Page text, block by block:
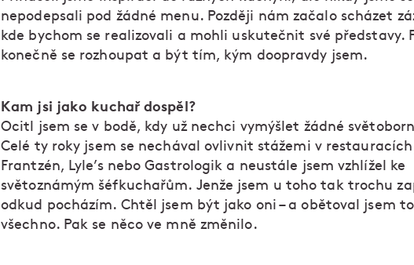
nepodepsali pod žádné menu. Později nám začalo scházet
kde bychom se realizovali a mohli uskutečnit své představy.
konečně se rozhoupat a být tím, kým doopravdy jsem.
Kam jsi jako kuchař dospěl?
Ocitl jsem se v bodě, kdy už nechci vymýšlet žádné
Celé ty roky jsem se nechával ovlivnit stážemi v
Frantzén, Lyle’s nebo Gastrologik a neustále jsem vzhlížel ke
světoznámým šéfkuchařům. Jenže jsem u toho tak trochu
odkud pocházím. Chtěl jsem být jako oni – a obětoval jsem
všechno. Pak se něco ve mně změnilo.